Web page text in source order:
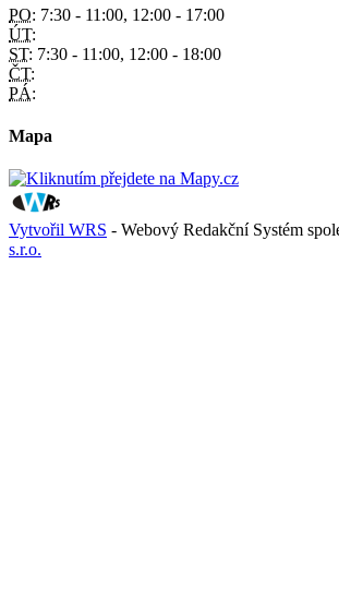
PO: 7:30 - 11:00, 12:00 - 17:00
ÚT:
ST: 7:30 - 11:00, 12:00 - 18:00
ČT:
PÁ:
Mapa
Vytvořil WRS - Webový Redakční Systém
s.r.o.